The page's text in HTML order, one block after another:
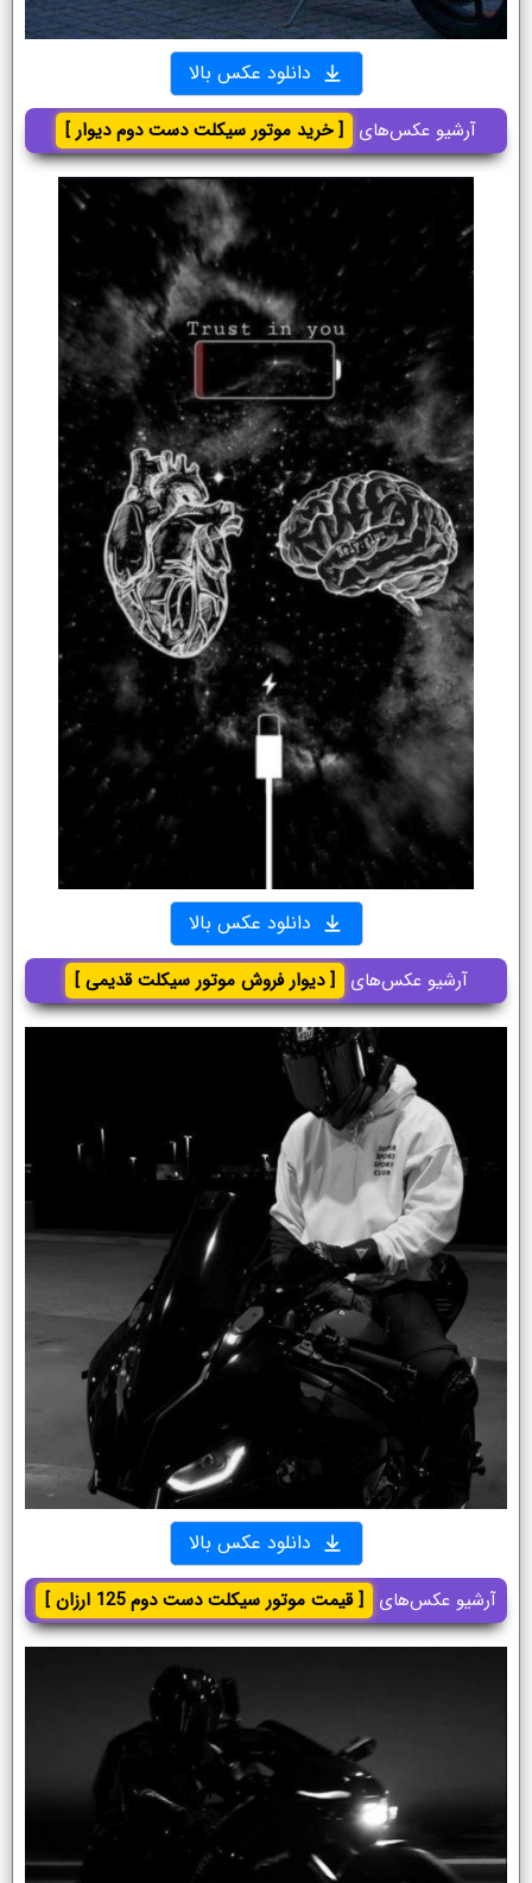
دانلود عکس بالا
آرشیو عکس‌های [ خرید موتور سیکلت دست دوم دیوار ]
دانلود عکس بالا
آرشیو عکس‌های [ دیوار فروش موتور سیکلت قدیمی ]
دانلود عکس بالا
آرشیو عکس‌های [ قیمت موتور سیکلت دست دوم 125 ارزان ]